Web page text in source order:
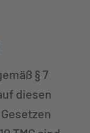
§ 7
diesen